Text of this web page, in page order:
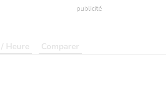
Heure Comparer